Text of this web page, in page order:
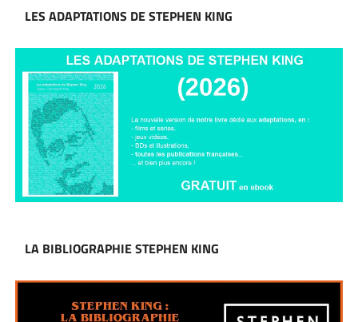
LES ADAPTATIONS DE STEPHEN KING
LA BIBLIOGRAPHIE STEPHEN KING